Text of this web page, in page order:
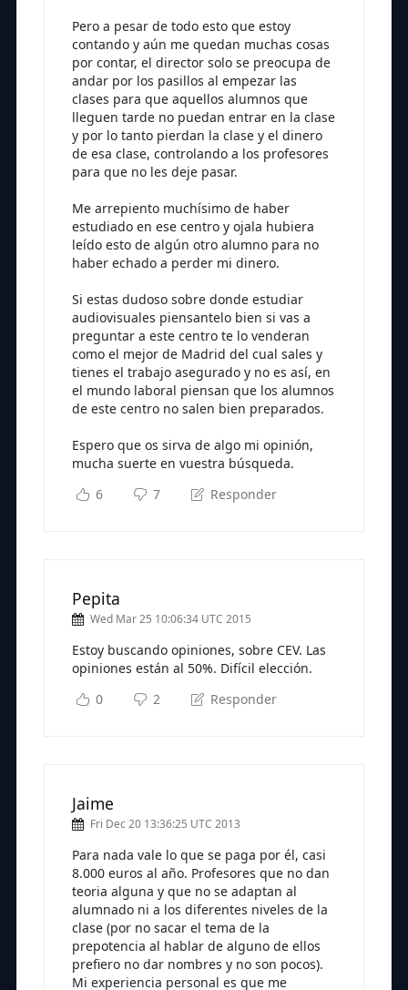
Pero a pesar de todo esto que estoy
contando y aún me quedan muchas cosas
por contar, el director solo se preocupa de
andar por los pasillos al empezar las
clases para que aquellos alumnos que
lleguen tarde no puedan entrar en la clase
y por lo tanto pierdan la clase y el dinero
de esa clase, controlando a los profesores
para que no les deje pasar.
Me arrepiento muchísimo de haber
estudiado en ese centro y ojala hubiera
leído esto de algún otro alumno para no
haber echado a perder mi dinero.
Si estas dudoso sobre donde estudiar
audiovisuales piensantelo bien si vas a
preguntar a este centro te lo venderan
como el mejor de Madrid del cual sales y
tienes el trabajo asegurado y no es así, en
el mundo laboral piensan que los alumnos
de este centro no salen bien preparados.
Espero que os sirva de algo mi opinión,
mucha suerte en vuestra búsqueda.
6
7 Responder
Pepita
Wed Mar 25 10:06:34 UTC 2015
Estoy buscando opiniones, sobre CEV. Las
opiniones están al 50%. Difícil elección.
0
2 Responder
Jaime
Fri Dec 20 13:36:25 UTC 2013
Para nada vale lo que se paga por él, casi
8.000 euros al año. Profesores que no dan
teoria alguna y que no se adaptan al
alumnado ni a los diferentes niveles de la
clase (por no sacar el tema de la
prepotencia al hablar de alguno de ellos
prefiero no dar nombres y no son pocos).
Mi experiencia personal es que me